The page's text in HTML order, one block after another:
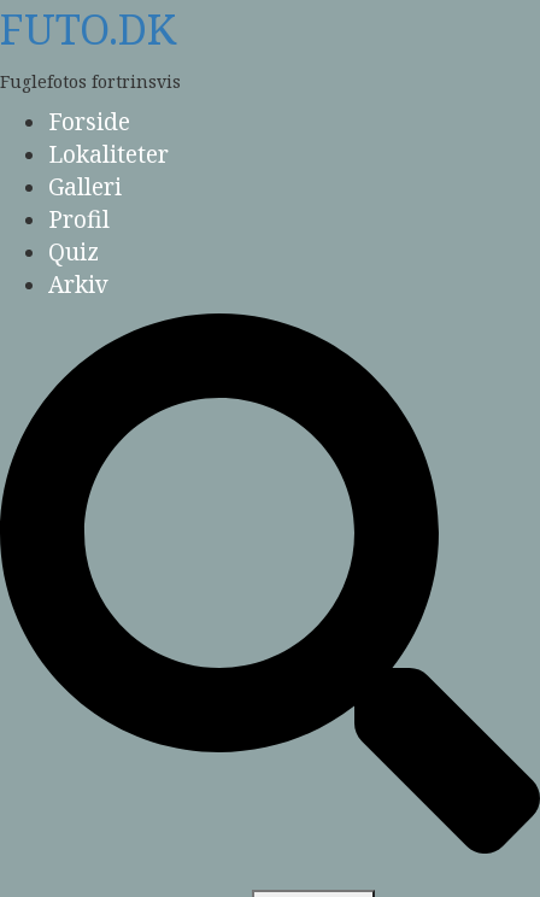
Skip
to
content
FUTO.DK
Fuglefotos fortrinsvis
Forside
Lokaliteter
Galleri
Profil
Quiz
Arkiv